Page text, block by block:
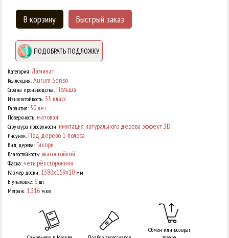
В корзину Быстрый заказ
ПОДОБРАТЬ ПОДЛОЖКУ
Категория:Ламинат
Коллекция:Aurum Senso
Страна производства: Польша
Износостойкость:33 класс
Гарантия:30 лет
Поверхность: матовая
Структура поверхности: имитация натурального дерева эффект 3D
Рисунок: Под дерево 1-полоса
Вид дерева: Гикори
Влагостойкость: влагостойкий
Фаска: четырёхсторонняя
Размер доски: 1380x159x10 мм
В упаковке: 6 шт.
Метраж: 1.316 м.кв.
Обмен или возврат